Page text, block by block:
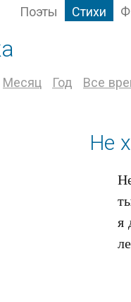
Поэты Стихи
Месяц Год Все
Не
я